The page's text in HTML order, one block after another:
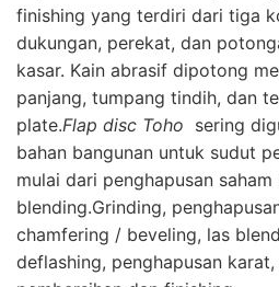
finishing yang terdiri dari tiga
dukungan, perekat, dan
kasar. Kain abrasif dipotong
panjang, tumpang tindih, dan
plate.Flap disc Toho sering
bahan bangunan untuk sudut
mulai dari penghapusan saham
blending.Grinding,
chamfering / beveling, las
deflashing, penghapusan karat,